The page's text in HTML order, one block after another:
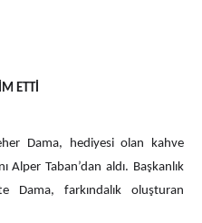
ETTİ
Dama, hediyesi olan kahve
Alper Taban’dan aldı. Başkanlık
Dama, farkındalık oluşturan